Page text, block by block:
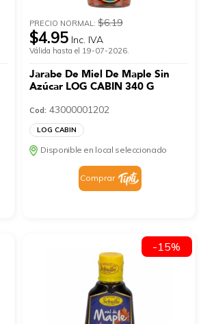
PRECIO NORMAL:$6.19
$4.95 Inc. IVA
Válida hasta el 19-07-2026.
Jarabe De Miel De Maple Sin
Azúcar LOG CABIN 340 G
Cod: 43000001202
LOG CABIN
Disponible en local seleccionado
Comprar
-15%